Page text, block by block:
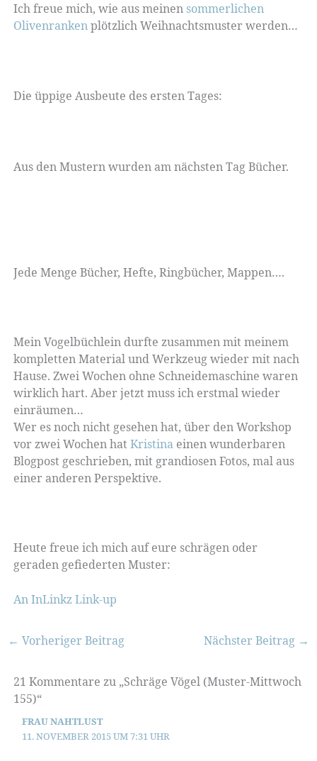
Ich freue mich, wie aus meinensommerlichen
Olivenrankenplötzlich Weihnachtsmuster werden…
Die üppige Ausbeute des ersten Tages:
Aus den Mustern wurden am nächsten Tag Bücher.
Jede Menge Bücher, Hefte, Ringbücher, Mappen….
Mein Vogelbüchlein durfte zusammen mit meinem
kompletten Material und Werkzeug wieder mit nach
Hause. Zwei Wochen ohne Schneidemaschine waren
wirklich hart. Aber jetzt muss ich erstmal wieder
einräumen…
Wer es noch nicht gesehen hat, über den Workshop
vor zwei Wochen hatKristinaeinen wunderbaren
Blogpost geschrieben, mit grandiosen Fotos, mal aus
einer anderen Perspektive.
Heute freue ich mich auf eure schrägen oder
geraden gefiederten Muster:
An InLinkz Link-up
← Vorheriger Beitrag Nächster Beitrag →
21 Kommentare zu „Schräge Vögel (Muster-Mittwoch
155)“
FRAU NAHTLUST
11. NOVEMBER 2015 UM 7:31 UHR